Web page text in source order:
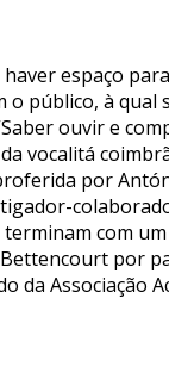
haver espaço
o público, à qual
ouvir e
vocalitá
por
com
por
da Associação